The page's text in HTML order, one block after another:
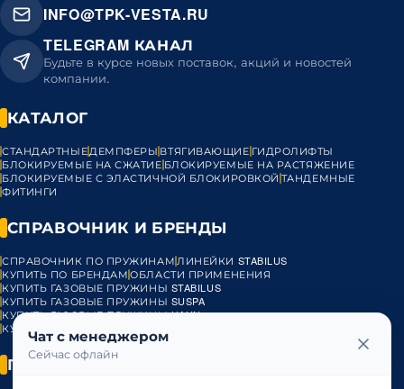
INFO@TPK-VESTA.RU
TELEGRAM КАНАЛ
Будьте в курсе новых поставок, акций и новостей
компании.
КАТАЛОГ
СТАНДАРТНЫЕДЕМПФЕРЫВТЯГИВАЮЩИЕГИДРОЛИФТЫ
БЛОКИРУЕМЫЕ НА СЖАТИЕБЛОКИРУЕМЫЕ НА РАСТЯЖЕНИЕ
БЛОКИРУЕМЫЕ С ЭЛАСТИЧНОЙ БЛОКИРОВКОЙ ТАНДЕМНЫЕ
ФИТИНГИ
СПРАВОЧНИК И БРЕНДЫ
СПРАВОЧНИК ПО ПРУЖИНАМЛИНЕЙКИ STABILUS
КУПИТЬ ПО БРЕНДАМОБЛАСТИ ПРИМЕНЕНИЯ
КУПИТЬ ГАЗОВЫЕ ПРУЖИНЫ STABILUS
КУПИТЬ ГАЗОВЫЕ ПРУЖИНЫ SUSPA
КУПИТЬ ГАЗОВЫЕ ПРУЖИНЫ HAHN
КУПИТЬ ГАЗОВЫЕ ПРУЖИНЫ BANSBACH
ПРАВОВАЯ ИНФОРМАЦИЯ
Чат с менеджером
Сейчас офлайн